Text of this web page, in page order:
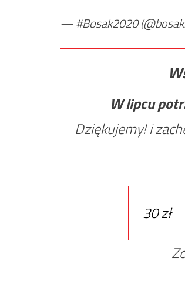
— #Bosak2020
W lipcu
Dziękujemy! i
30 zł